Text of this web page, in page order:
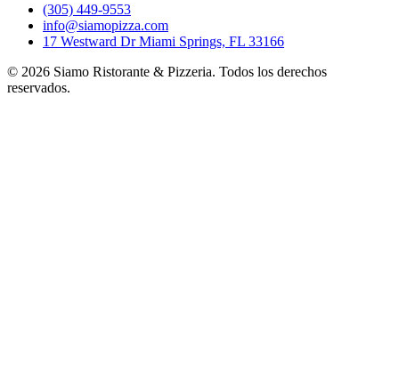
(305) 449-9553
info@siamopizza.com
17 Westward Dr Miami Springs, FL 33166
© 2026 Siamo Ristorante & Pizzeria. Todos los derechos
reservados.